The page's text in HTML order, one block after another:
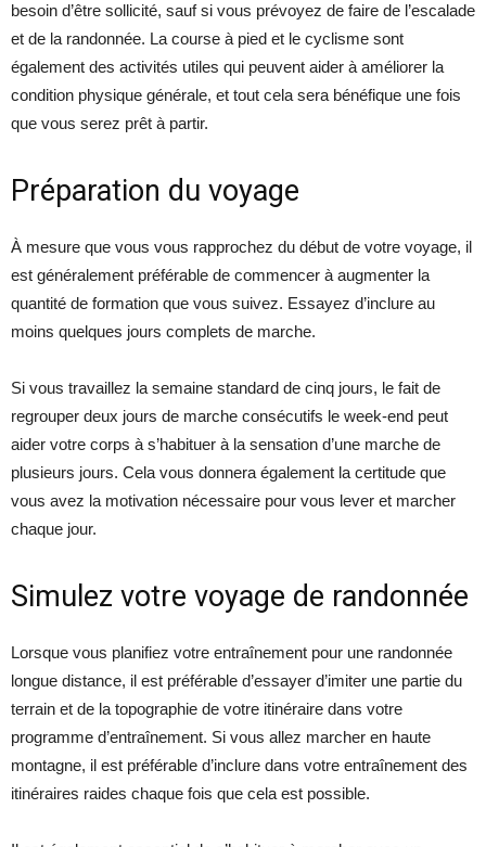
besoin d’être sollicité, sauf si vous prévoyez de faire de l’escalade
et de la randonnée. La course à pied et le cyclisme sont
également des activités utiles qui peuvent aider à améliorer la
condition physique générale, et tout cela sera bénéfique une fois
que vous serez prêt à partir.
Préparation du voyage
À mesure que vous vous rapprochez du début de votre voyage, il
est généralement préférable de commencer à augmenter la
quantité de formation que vous suivez. Essayez d’inclure au
moins quelques jours complets de marche.
Si vous travaillez la semaine standard de cinq jours, le fait de
regrouper deux jours de marche consécutifs le week-end peut
aider votre corps à s’habituer à la sensation d’une marche de
plusieurs jours. Cela vous donnera également la certitude que
vous avez la motivation nécessaire pour vous lever et marcher
chaque jour.
Simulez votre voyage de randonnée
Lorsque vous planifiez votre entraînement pour une randonnée
longue distance, il est préférable d’essayer d’imiter une partie du
terrain et de la topographie de votre itinéraire dans votre
programme d’entraînement. Si vous allez marcher en haute
montagne, il est préférable d’inclure dans votre entraînement des
itinéraires raides chaque fois que cela est possible.